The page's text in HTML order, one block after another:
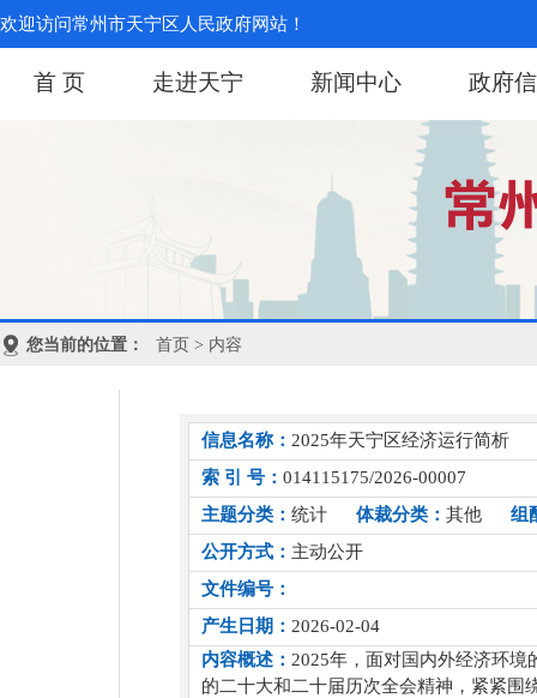
欢迎访问常州市天宁区人民政府网站！
首 页 走进天宁 新闻中心 政府
您当前的位置： 首页 > 内容
信息名称： 2025年天宁区经济运行简析
索 引 号： 014115175/2026-00007
主题分类： 统计 体裁分类： 其他
组
公开方式： 主动公开
文件编号：
产生日期： 2026-02-04
内容概述： 2025年，面对国内外经济环
的二十大和二十届历次全会精神，紧紧围